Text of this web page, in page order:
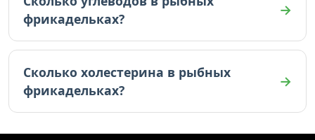
фрикадельках?
В рыбных фрикадельках 1.6 граммов углеводов
(на 100г).
Сколько холестерина в рыбных
фрикадельках?